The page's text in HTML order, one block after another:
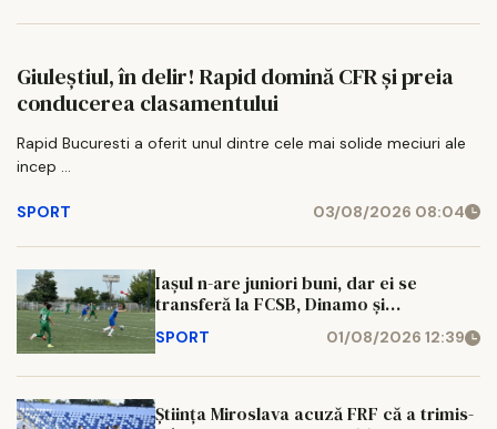
Giuleștiul, în delir! Rapid domină CFR și preia
conducerea clasamentului
Rapid Bucuresti a oferit unul dintre cele mai solide meciuri ale
incep ...
SPORT 03/08/2026 08:04
Iașul n-are juniori buni, dar ei se
transferă la FCSB, Dinamo și
Universitatea Cluj!
SPORT 01/08/2026 12:39
Știința Miroslava acuză FRF că a trimis-